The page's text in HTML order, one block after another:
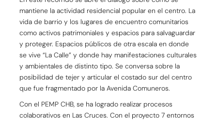
mantiene la actividad residencial popular en el centro. La
vida de barrio y los lugares de encuentro comunitarios
como activos patrimoniales y espacios para salvaguardar
y proteger. Espacios públicos de otra escala en donde
se vive “La Calle” y donde hay manifestaciones culturales
y ambientales de distinto tipo. Se conversa sobre la
posibilidad de tejer y articular el costado sur del centro
que fue fragmentado por la Avenida Comuneros.
Con el PEMP CHB, se ha logrado realizar procesos
colaborativos en Las Cruces. Con el proyecto 7 entornos